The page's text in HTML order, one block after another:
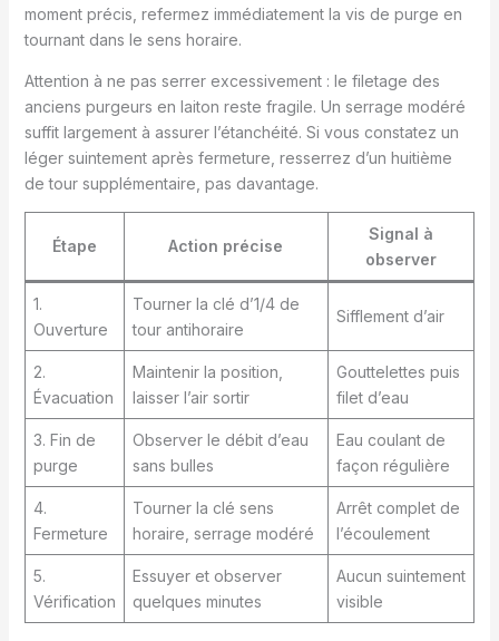
moment précis, refermez immédiatement la vis de purge en
tournant dans le sens horaire.
Attention à ne pas serrer excessivement : le filetage des
anciens purgeurs en laiton reste fragile. Un serrage modéré
suffit largement à assurer l’étanchéité. Si vous constatez un
léger suintement après fermeture, resserrez d’un huitième
de tour supplémentaire, pas davantage.
Étape Action précise
Signal à
observer
1.
Ouverture
Tourner la clé d’1/4 de
tour antihoraire
Sifflement d’air
2.
Évacuation
Maintenir la position,
laisser l’air sortir
Gouttelettes puis
filet d’eau
3. Fin de
purge
Observer le débit d’eau
sans bulles
Eau coulant de
façon régulière
4.
Fermeture
Tourner la clé sens
horaire, serrage modéré
Arrêt complet de
l’écoulement
5.
Vérification
Essuyer et observer
quelques minutes
Aucun suintement
visible